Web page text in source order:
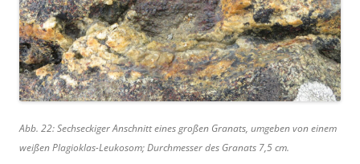
Abb. 22: Sechseckiger Anschnitt eines großen Granats, umgeben von einem
weißen Plagioklas-Leukosom; Durchmesser des Granats 7,5 cm.